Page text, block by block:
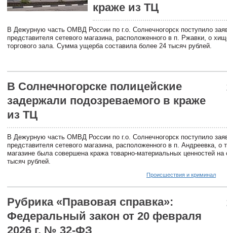
краже из ТЦ
В Дежурную часть ОМВД России по г.о. Солнечногорск поступило
представителя сетевого магазина, расположенного в п. Ржавки, о
торгового зала. Сумма ущерба составила более 24 тысяч рублей.
В Солнечногорске полицейские
задержали подозреваемого в краже
из ТЦ
В Дежурную часть ОМВД России по г.о. Солнечногорск поступило
представителя сетевого магазина, расположенного в п. Андреевка, о
магазине была совершена кража товарно-материальных ценностей
тысяч рублей.
Происшествия и криминал
Рубрика «Правовая справка»:
Федеральный закон от 20 февраля
2026 г. № 32-ФЗ